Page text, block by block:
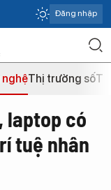
Đăng nhập
nghệThị trường số
laptop có
tuệ nhân